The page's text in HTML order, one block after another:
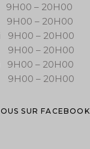
– 20H00
– 20H00
9H00 – 20H00
– 20H00
9H00 – 20H00
– 20H00
SUR FACEBOOK